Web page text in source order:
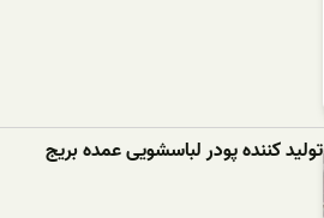
تولید کننده پودر لباسشویی عمده بریج